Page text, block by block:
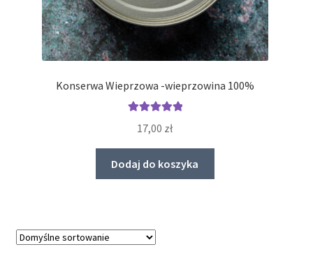
Konserwa Wieprzowa -wieprzowina 100%
5.00
17,00 zł
Dodaj do koszyka